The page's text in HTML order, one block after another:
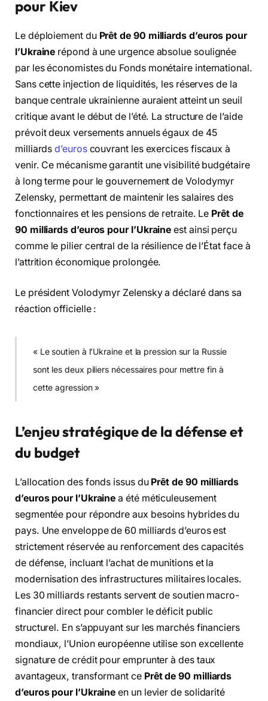
pour Kiev
Le déploiement du Prêt de 90 milliards d’euros pour
l’Ukraine répond à une urgence absolue soulignée
par les économistes du Fonds monétaire international.
Sans cette injection de liquidités, les réserves de la
banque centrale ukrainienne auraient atteint un seuil
critique avant le début de l’été. La structure de l’aide
prévoit deux versements annuels égaux de 45
milliardsd’euroscouvrant les exercices fiscaux à
venir. Ce mécanisme garantit une visibilité budgétaire
à long terme pour le gouvernement de Volodymyr
Zelensky, permettant de maintenir les salaires des
fonctionnaires et les pensions de retraite. Le Prêt de
90 milliards d’euros pour l’Ukraine est ainsi perçu
comme le pilier central de la résilience de l’État face à
l’attrition économique prolongée.
Le président Volodymyr Zelensky a déclaré dans sa
réaction officielle :
« Le soutien à l’Ukraine et la pression sur la Russie
sont les deux piliers nécessaires pour mettre fin à
cette agression »
L’enjeu stratégique de la défense et
du budget
L’allocation des fonds issus du Prêt de 90 milliards
d’euros pour l’Ukraine a été méticuleusement
segmentée pour répondre aux besoins hybrides du
pays. Une enveloppe de 60 milliards d’euros est
strictement réservée au renforcement des capacités
de défense, incluant l’achat de munitions et la
modernisation des infrastructures militaires locales.
Les 30 milliards restants servent de soutien macro-
financier direct pour combler le déficit public
structurel. En s’appuyant sur les marchés financiers
mondiaux, l’Union européenne utilise son excellente
signature de crédit pour emprunter à des taux
avantageux, transformant ce Prêt de 90 milliards
d’euros pour l’Ukraine en un levier de solidarité